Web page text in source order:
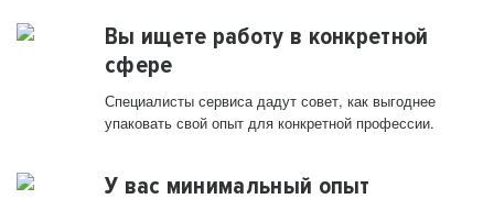
Вы ищете работу в конкретной
сфере
Специалисты сервиса дадут совет, как выгоднее
упаковать свой опыт для конкретной профессии.
У вас минимальный опыт